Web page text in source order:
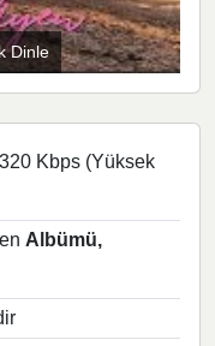
Dinle
320 Kbps (Yüksek
Albümü,